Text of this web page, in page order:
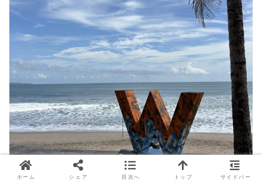
ホーム シェア 目次へ トップ サイドバー